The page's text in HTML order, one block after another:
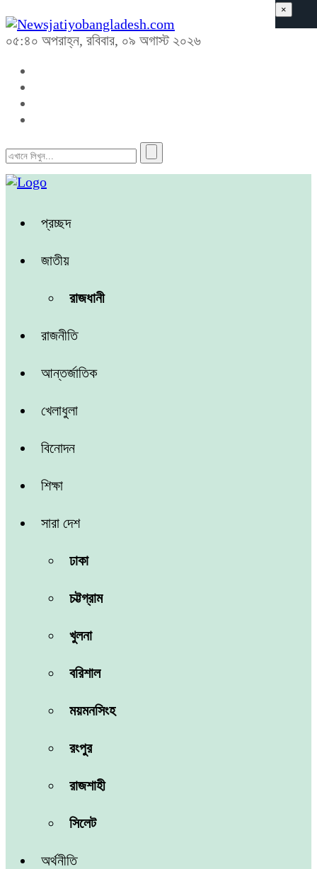
০৫:৪০ অপরাহ্ন, রবিবার, ০৯ অগাস্ট ২০২৬
প্রচ্ছদ
জাতীয়
রাজধানী
রাজনীতি
আন্তর্জাতিক
খেলাধুলা
বিনোদন
শিক্ষা
সারা দেশ
ঢাকা
চট্টগ্রাম
খুলনা
বরিশাল
ময়মনসিংহ
রংপুর
রাজশাহী
সিলেট
অর্থনীতি
×